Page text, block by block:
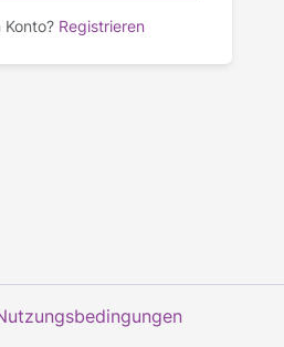
Konto? Registrieren